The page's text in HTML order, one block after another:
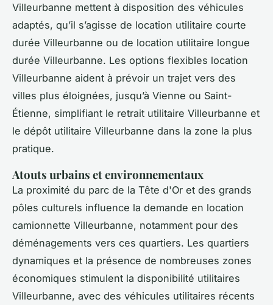
Villeurbanne mettent à disposition des véhicules
adaptés, qu’il s’agisse de location utilitaire courte
durée Villeurbanne ou de location utilitaire longue
durée Villeurbanne. Les options flexibles location
Villeurbanne aident à prévoir un trajet vers des
villes plus éloignées, jusqu’à Vienne ou Saint-
Étienne, simplifiant le retrait utilitaire Villeurbanne et
le dépôt utilitaire Villeurbanne dans la zone la plus
pratique.
Atouts urbains et environnementaux
La proximité du parc de la Tête d'Or et des grands
pôles culturels influence la demande en location
camionnette Villeurbanne, notamment pour des
déménagements vers ces quartiers. Les quartiers
dynamiques et la présence de nombreuses zones
économiques stimulent la disponibilité utilitaires
Villeurbanne, avec des véhicules utilitaires récents